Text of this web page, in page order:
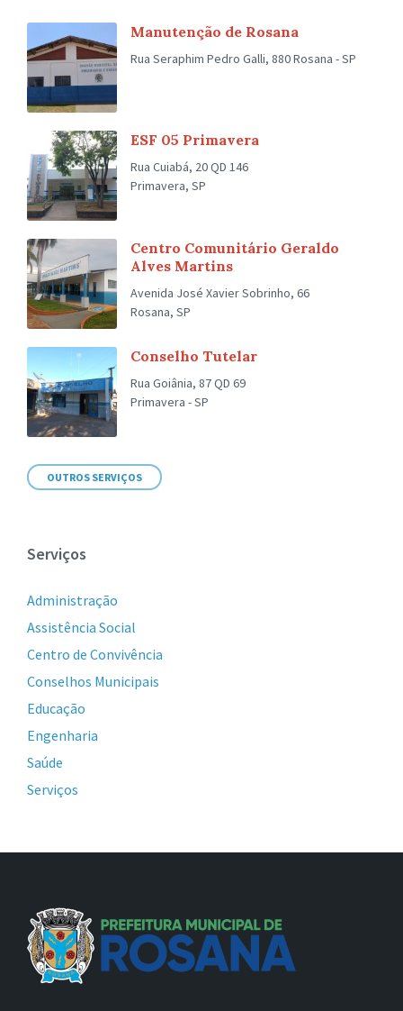
Manutenção de Rosana
Rua Seraphim Pedro Galli, 880 Rosana - SP
ESF 05 Primavera
Rua Cuiabá, 20 QD 146
Primavera, SP
Centro Comunitário Geraldo
Alves Martins
Avenida José Xavier Sobrinho, 66
Rosana, SP
Conselho Tutelar
Rua Goiânia, 87 QD 69
Primavera - SP
OUTROS SERVIÇOS
Serviços
Administração
Assistência Social
Centro de Convivência
Conselhos Municipais
Educação
Engenharia
Saúde
Serviços